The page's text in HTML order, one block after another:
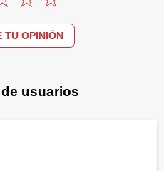
TU OPINIÓN
usuarios